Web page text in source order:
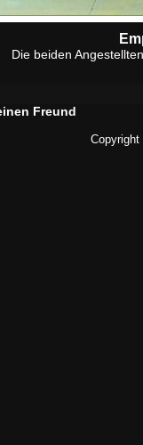
Die beiden
Freund